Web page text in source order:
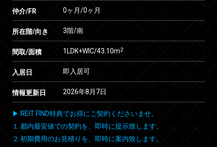
仲介/FR 0ヶ月/0ヶ月
所在階/向き 3階/南
間取/面積 1LDK+WIC/43.10m2
入居日 即入居可
情報更新日 2026年8月7日
▶ REIT FIND特典でお得にご契約くださいませ。
１.都内最安値での契約を、即時に提示致します。
２.初期費用のお見積りを、即時に案内致します。